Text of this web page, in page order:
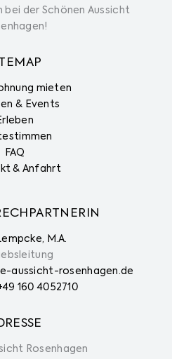
bei der Schönen Aussicht
mieten
& Events
FAQ
& Anfahrt
M.A.
aussicht-rosenhagen.de
160 4052710
Rosenhagen